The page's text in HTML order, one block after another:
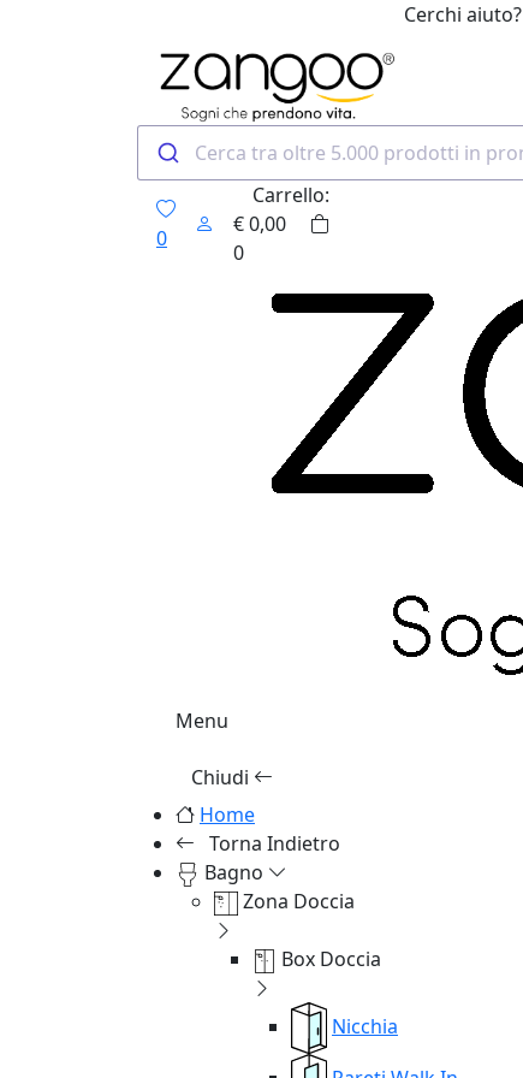
Cerchi aiuto?
0
Carrello:
€0,00
0
Menu
Chiudi
Home
Torna Indietro
Bagno
Zona Doccia
Box Doccia
Nicchia